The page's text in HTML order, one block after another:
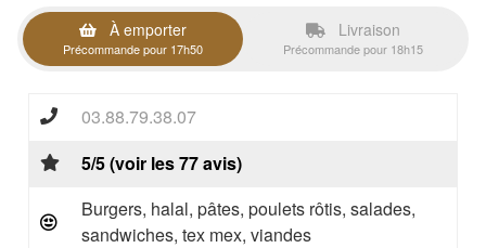
À emporter
Précommande pour 17h50
Livraison
Précommande pour 18h15
03.88.79.38.07
5/5 (voir les 77 avis)
Burgers, halal, pâtes, poulets rôtis, salades,
sandwiches, tex mex, viandes